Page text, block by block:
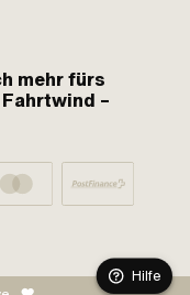
mehr fürs
–
Hilfe